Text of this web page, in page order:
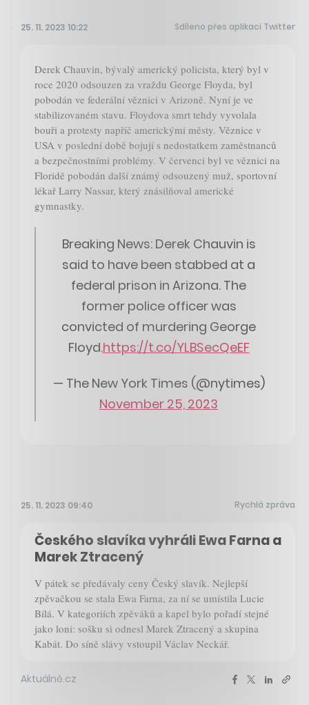
25. 11. 2023 10:22 Sdíleno přes aplikaci Twitter
Derek Chauvin, bývalý americký policista, který byl v
roce 2020 odsouzen za vraždu George Floyda, byl
pobodán ve federální věznici v Arizoně. Nyní je ve
stabilizovaném stavu. Floydova smrt tehdy vyvolala
bouři a protesty napříč americkými městy. Věznice v
USA v poslední době bojují s nedostatkem zaměstnanců
a bezpečnostními problémy. V červenci byl ve věznici na
Floridě pobodán další známý odsouzený muž, sportovní
lékař Larry Nassar, který znásilňoval americké
gymnastky.
Breaking News: Derek Chauvin is
said to have been stabbed at a
federal prison in Arizona. The
former police officer was
convicted of murdering George
Floyd.https://t.co/YLBSecQeEF
— The New York Times (@nytimes)
November 25, 2023
25. 11. 2023 09:40 Rychlá zpráva
Českého slavíka vyhráli Ewa Farna a
Marek Ztracený
V pátek se předávaly ceny Český slavík. Nejlepší
zpěvačkou se stala Ewa Farna, za ní se umístila Lucie
Bílá. V kategoriích zpěváků a kapel bylo pořadí stejné
jako loni: sošku si odnesl Marek Ztracený a skupina
Kabát. Do síně slávy vstoupil Václav Neckář.
Aktuálně.cz